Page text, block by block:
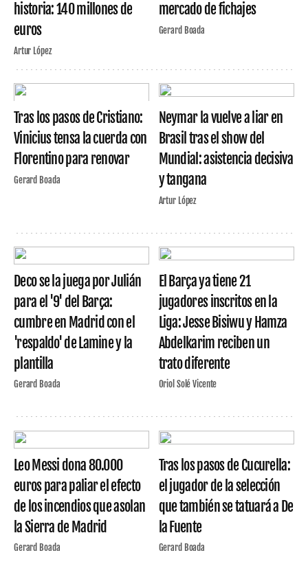
historia: 140 millones de
euros
Artur López
mercado de fichajes
Gerard Boada
Tras los pasos de Cristiano:
Vinicius tensa la cuerda con
Florentino para renovar
Gerard Boada
Neymar la vuelve a liar en
Brasil tras el show del
Mundial: asistencia decisiva
y tangana
Artur López
Deco se la juega por Julián
para el '9' del Barça:
cumbre en Madrid con el
'respaldo' de Lamine y la
plantilla
Gerard Boada
El Barça ya tiene 21
jugadores inscritos en la
Liga: Jesse Bisiwu y Hamza
Abdelkarim reciben un
trato diferente
Oriol Solé Vicente
Leo Messi dona 80.000
euros para paliar el efecto
de los incendios que asolan
la Sierra de Madrid
Gerard Boada
Tras los pasos de Cucurella:
el jugador de la selección
que también se tatuará a De
la Fuente
Gerard Boada